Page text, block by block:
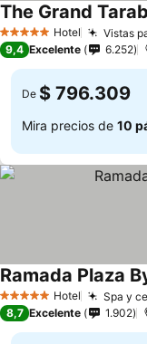
5 Estrellas Hotel Vistas
The Grand
9,4 Excelente 6.252
De $ 796.309
Mira precios de 10
5 Estrellas Hotel Spa y
Ramada Plaza
8,7 Excelente 1.902